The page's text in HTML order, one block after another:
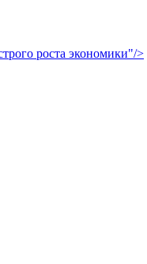
роста экономики"/>